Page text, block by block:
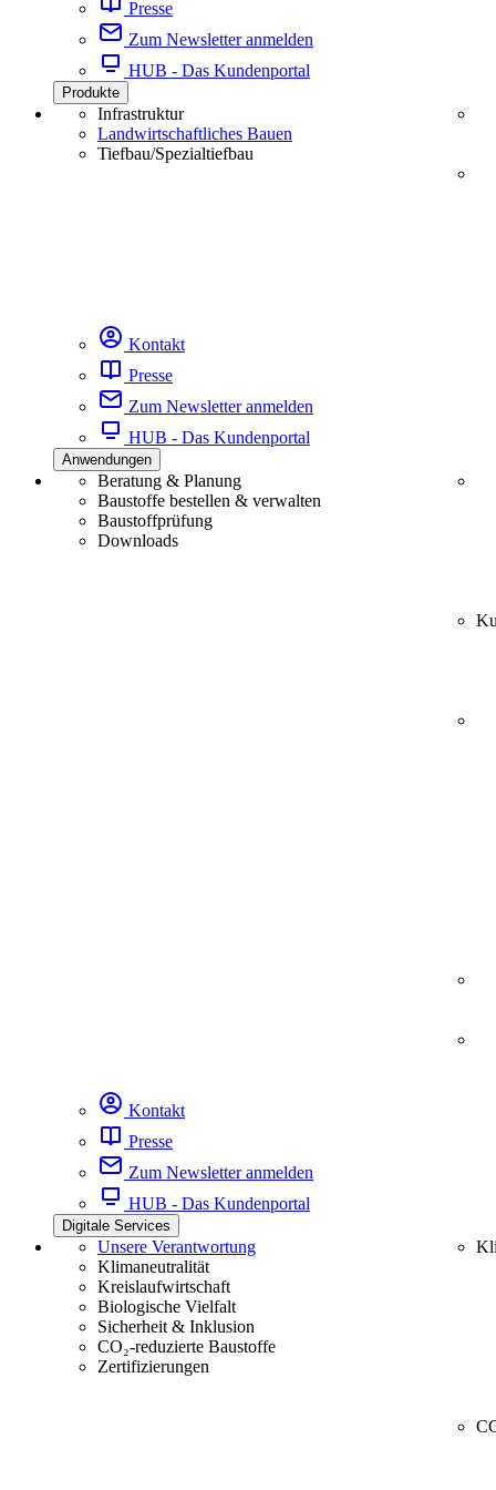
Presse
Zum Newsletter anmelden
HUB - Das Kundenportal
Produkte
Infrastruktur
Landwirtschaftliches Bauen
Tiefbau/Spezialtiefbau
Kontakt
Presse
Zum Newsletter anmelden
HUB - Das Kundenportal
Anwendungen
Beratung & Planung
Baustoffe bestellen & verwalten
Baustoffprüfung
Downloads
Kontakt
Presse
Zum Newsletter anmelden
HUB - Das Kundenportal
Digitale Services
Unsere Verantwortung
Klimaneutralität
Kreislaufwirtschaft
Biologische Vielfalt
Sicherheit & Inklusion
CO₂-reduzierte Baustoffe
Zertifizierungen